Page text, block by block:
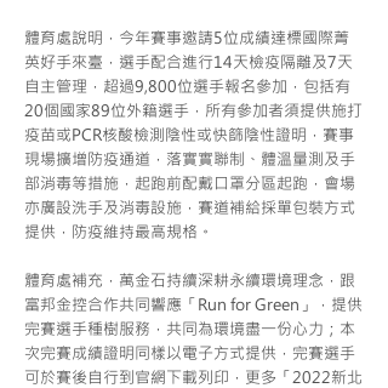
體育處說明，今年賽事邀請5位成績達標國際菁
英好手來臺，選手配合進行14天檢疫隔離及7天
自主管理，超過9,800位選手報名參加，包括有
20個國家89位外籍選手，所有參加者須提供施打
疫苗或PCR核酸檢測陰性或快篩陰性證明，賽事
現場擴增防疫通道，落實實聯制、體溫量測及手
部消毒等措施，起跑前配戴口罩分區起跑，會場
亦廣設洗手及消毒設施，賽道補給採單包裝方式
提供，防疫維持最高規格。
體育處補充，萬金石持續深耕永續環境理念，跟
富邦金控合作共同響應「Run for Green」，提供
完賽選手種樹服務，共同為環境盡一份心力；本
次完賽成績證明同樣以電子方式提供，完賽選手
可於賽後自行到官網下載列印，更多「2022新北